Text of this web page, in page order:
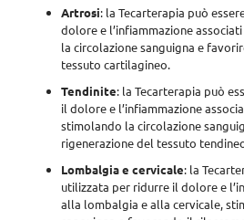
Artrosi: la Tecarterapia può
dolore e l’infiammazione
la circolazione sanguigna e
tessuto cartilagineo.
Tendinite: la Tecarterapia può
il dolore e l’infiammazione
stimolando la circolazione
rigenerazione del tessuto
Lombalgia e cervicale: la
utilizzata per ridurre il dolore e
alla lombalgia e alla cervicale,